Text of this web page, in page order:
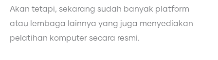
Akan tetapi, sekarang sudah banyak platform
atau lembaga lainnya yang juga menyediakan
pelatihan komputer secara resmi.